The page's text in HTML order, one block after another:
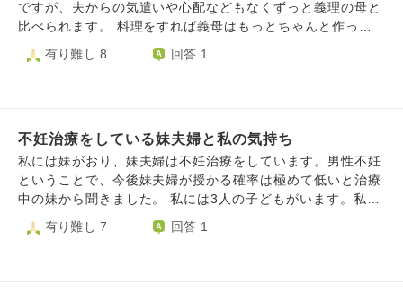
機関の検査を受けたところ 産後うつの傾向は強いとの結果
でした。 元々通院していた精神科への受診と投薬、カウン
ばそれまでです。 まだ新生児で親の曇った表情などわから
ますように。 乱文長文失礼しました。
ですが、夫からの気遣いや心配などもなくずっと義理の母と
比べられます。 料理をすれば義母はもっとちゃんと作って
いた、出汁から取った料理だった、上手く作れないなら別の
もの作れ……など。挙句「面白いから写真撮って母さんに送
た。しかし、何を言っても冗談を受け流さない私が悪いと言
われます。 面白くも無い冗談を言われ、ずっと義母と比べ
られ本当に辛いです。死にたくなります。 産休で家にいれ
ば家事を全て私がやるのも当然と言われ、料理も義母のよう
いていた時同様の額を私は出していますし、産休に入れたの
有り難し 8 回答 1
不妊治療をしている妹夫婦と私の気持ち
私には妹がおり、妹夫婦は不妊治療をしています。男性不妊
ということで、今後妹夫婦が授かる確率は極めて低いと治療
中の妹から聞きました。 私には3人の子どもがいます。私は
四人目を希望していますが、四人目と聞いたら、妹の気持ち
を思うと、3人で十分かと自分に言い聞かせています。とは
有り難し 7 回答 1